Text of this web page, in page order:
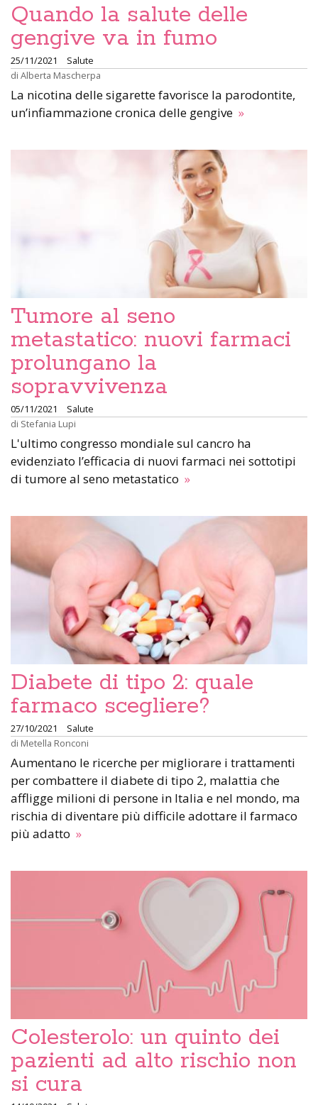
Quando la salute delle
gengive va in fumo
25/11/2021
Salute
di Alberta Mascherpa
La nicotina delle sigarette favorisce la parodontite,
un’infiammazione cronica delle gengive »
Tumore al seno
metastatico: nuovi farmaci
prolungano la
sopravvivenza
05/11/2021
Salute
di Stefania Lupi
L'ultimo congresso mondiale sul cancro ha
evidenziato l’efficacia di nuovi farmaci nei sottotipi
di tumore al seno metastatico »
Diabete di tipo 2: quale
farmaco scegliere?
27/10/2021
Salute
di Metella Ronconi
Aumentano le ricerche per migliorare i trattamenti
per combattere il diabete di tipo 2, malattia che
affligge milioni di persone in Italia e nel mondo, ma
rischia di diventare più difficile adottare il farmaco
più adatto »
Colesterolo: un quinto dei
pazienti ad alto rischio non
si cura